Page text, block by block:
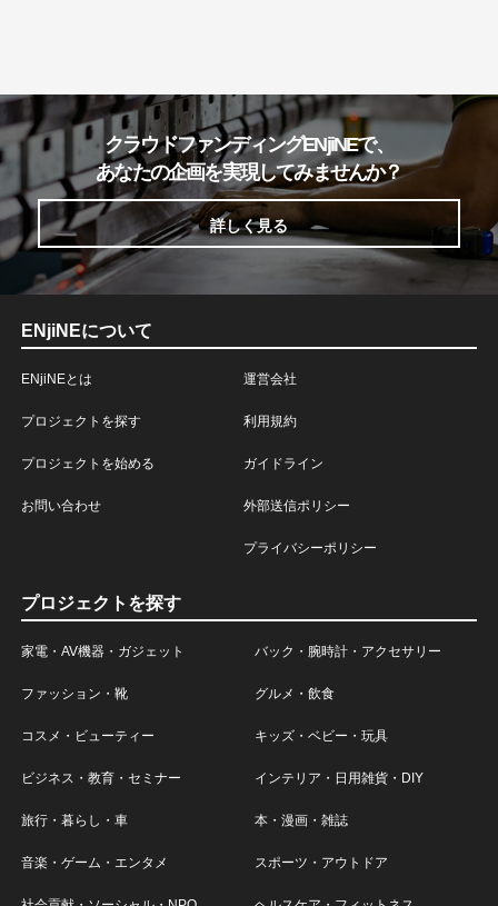
クラウドファンディングENjiNEで、
あなたの企画を実現してみませんか？
詳しく見る
ENjiNEについて
ENjiNEとは
プロジェクトを探す
プロジェクトを始める
お問い合わせ
運営会社
利用規約
ガイドライン
外部送信ポリシー
プライバシーポリシー
プロジェクトを探す
家電・AV機器・ガジェット バック・腕時計・アクセサリー
ファッション・靴 グルメ・飲食
コスメ・ビューティー キッズ・ベビー・玩具
ビジネス・教育・セミナー インテリア・日用雑貨・DIY
旅行・暮らし・車 本・漫画・雑誌
音楽・ゲーム・エンタメ スポーツ・アウトドア